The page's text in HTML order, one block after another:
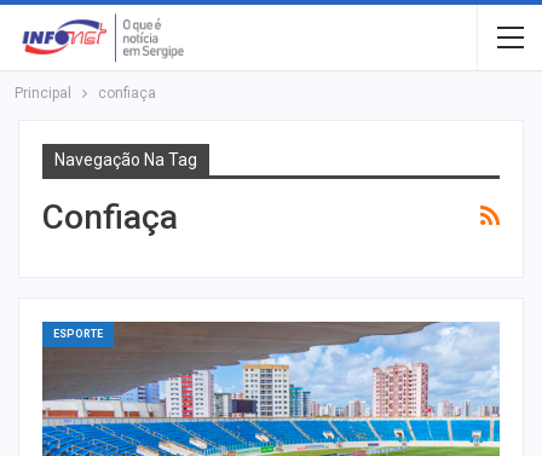
Principal confiaça
Navegação Na Tag
Confiaça
ESPORTE